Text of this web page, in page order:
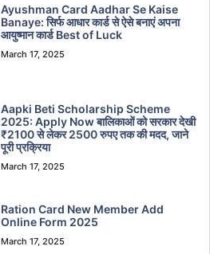
Ayushman Card Aadhar Se Kaise
Banaye: सिर्फ आधार कार्ड से ऐसे बनाएं अपना
आयुष्मान कार्ड Best of Luck
March 17, 2025
Aapki Beti Scholarship Scheme
2025: Apply Now बालिकाओं को सरकार देखी
₹2100 से लेकर 2500 रुपए तक की मदद, जाने
पूरी प्रक्रिया
March 17, 2025
Ration Card New Member Add
Online Form 2025
March 17, 2025